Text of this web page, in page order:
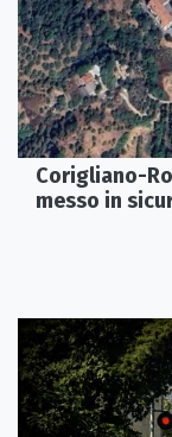
Corigliano-
messo in